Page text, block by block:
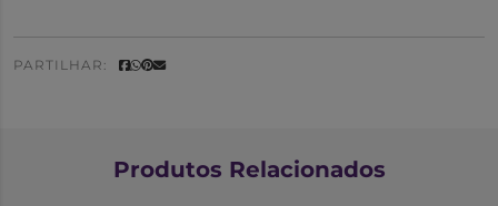
PARTILHAR:
Produtos Relacionados